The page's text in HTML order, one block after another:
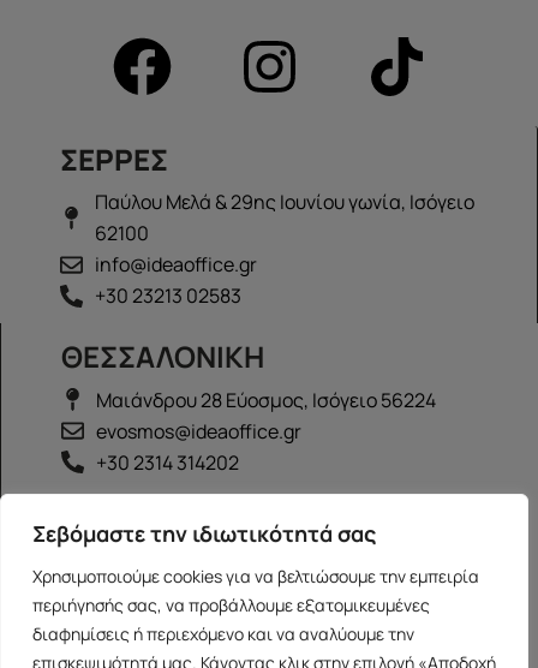
Σεβόμαστε την ιδιωτικότητά σας
Χρησιμοποιούμε cookies για να βελτιώσουμε την εμπειρία
περιήγησής σας, να προβάλλουμε εξατομικευμένες
διαφημίσεις ή περιεχόμενο και να αναλύουμε την
επισκεψιμότητά μας. Κάνοντας κλικ στην επιλογή «Αποδοχή
ΣΕΡΡΕΣ
Παύλου Μελά & 29ης Ιουνίου γωνία, Ισόγειο
62100
info@ideaoffice.gr
+30 23213 02583
ΘΕΣΣΑΛΟΝΙΚΗ
Μαιάνδρου 28 Εύοσμος, Ισόγειο 56224
evosmos@ideaoffice.gr
+30 2314 314202
ΙΩΑΝΝΙΝΑ
Γεώργιου Καραϊσκάκη 38, Ισόγειο 45444
ioannina@ideaoffice.gr
+30 26516 08616